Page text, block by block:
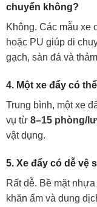
chuyển không?
Không. Các mẫu xe
hoặc PU giúp di
gạch, sàn đá và
4. Một xe đẩy có
Trung bình, một xe
vụ từ 8–15 phòng/
vật dụng.
5. Xe đẩy có dễ vệ
Rất dễ. Bề mặt
khăn ẩm và dung